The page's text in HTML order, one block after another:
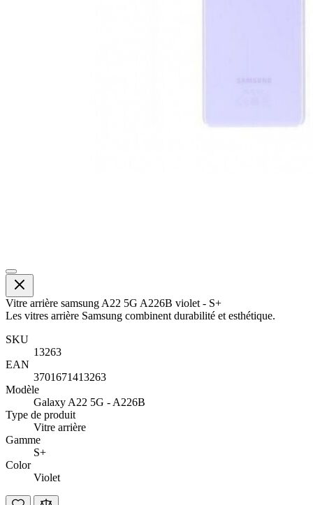
Vitre arrière samsung A22 5G A226B violet - S+
Les vitres arrière Samsung combinent durabilité et esthétique.
SKU
13263
EAN
3701671413263
Modèle
Galaxy A22 5G - A226B
Type de produit
Vitre arrière
Gamme
S+
Color
Violet